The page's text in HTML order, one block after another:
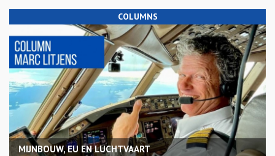
COLUMNS
MIJNBOUW, EU EN LUCHTVAART